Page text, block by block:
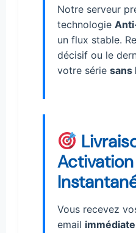
Notre serveur
technologie
un flux stable.
décisif ou le
votre série sans
Activation
Vous recevez
email